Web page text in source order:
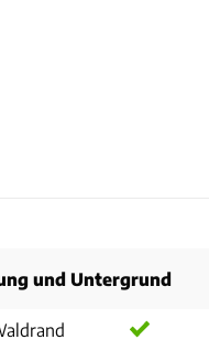
und Untergrund